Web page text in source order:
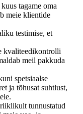
tagame oma
meie klientide
testimise, et
kvaliteedikontrolli
meil pakkuda
spetsiaalse
ja tõhusat suhtlust,
tunnustatud